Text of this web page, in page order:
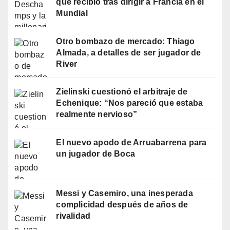
Mundial
Otro bombazo de mercado: Thiago
Almada, a detalles de ser jugador de
River
Zielinski cuestionó el arbitraje de
Echenique: “Nos pareció que estaba
realmente nervioso”
El nuevo apodo de Arruabarrena para
un jugador de Boca
Messi y Casemiro, una inesperada
complicidad después de años de
rivalidad